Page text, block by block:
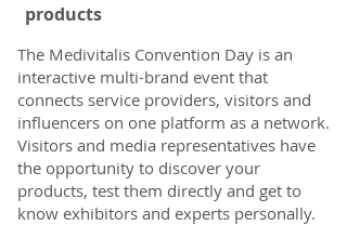
products
The Medivitalis Convention Day is an
interactive multi-brand event that
connects service providers, visitors and
influencers on one platform as a network.
Visitors and media representatives have
the opportunity to discover your
products, test them directly and get to
know exhibitors and experts personally.